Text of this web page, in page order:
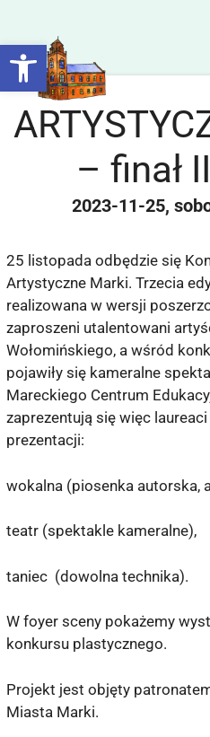
Otwórz pasek
– finał
2023-11-25
25 listopada odbędzie się
Artystyczne Marki. Trzecia
realizowana w wersji
zaproszeni utalentowani
Wołomińskiego, a wśród
pojawiły się kameralne
Mareckiego Centrum
zaprezentują się więc
prezentacji:
wokalna (piosenka autorska,
teatr (spektakle kameralne),
taniec (dowolna technika).
W foyer sceny pokażemy
konkursu plastycznego.
Projekt jest objęty
Miasta Marki.